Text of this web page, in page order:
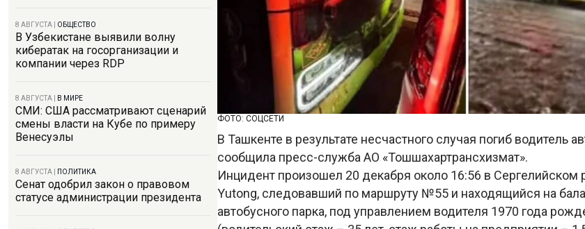
8 АВГУСТА ОБЩЕСТВО
В Узбекистане выявили волну
кибератак на госорганизации и
компании через RDP
8 АВГУСТА В МИРЕ
СМИ: США рассматривают сценарий
смены власти на Кубе по примеру
Венесуэлы
8 АВГУСТА ПОЛИТИКА
Сенат одобрил закон о правовом
статусе администрации президента
ФОТО: СОЦСЕТИ
В Ташкенте в результате несчастного случая погиб водитель
сообщила пресс-служба АО «Тошшахартрансхизмат».
Инцидент произошел 20 декабря около 16:56 в Сергелийском
Yutong, следовавший по маршруту №55 и находящийся на
автобусного парка, под управлением водителя 1970 года